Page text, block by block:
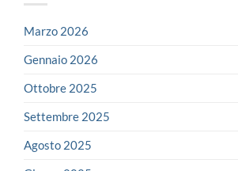
Marzo 2026
Gennaio 2026
Ottobre 2025
Settembre 2025
Agosto 2025